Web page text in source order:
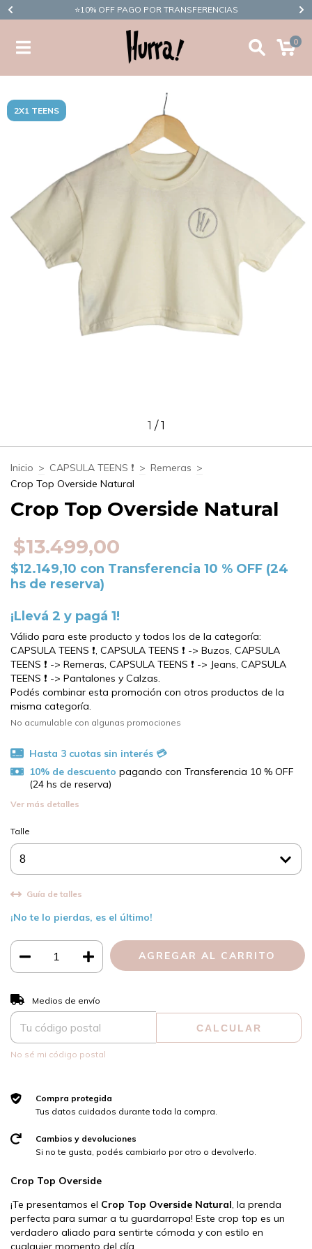
​⭐10% OFF PAGO POR TRANSFERENCIAS
0
2X1 TEENS
1 /1
Inicio > CAPSULA TEENS ❗​ > Remeras >
Crop Top Overside Natural
Crop Top Overside Natural
$13.499,00
$12.149,10 con Transferencia 10 % OFF (24
hs de reserva)
¡Llevá 2 y pagá 1!
Válido para este producto y todos los de la categoría:
CAPSULA TEENS ❗​, CAPSULA TEENS ❗​ -> Buzos, CAPSULA
TEENS ❗​ -> Remeras, CAPSULA TEENS ❗​ -> Jeans, CAPSULA
TEENS ❗​ -> Pantalones y Calzas.
Podés combinar esta promoción con otros productos de la
misma categoría.
No acumulable con algunas promociones
10% de descuento pagando con Transferencia 10 % OFF
(24 hs de reserva)
Ver más detalles
Talle
Guía de talles
¡No te lo pierdas, es el último!
Entregas para el CP:
Medios de envío
CALCULAR
No sé mi código postal
Compra protegida
Tus datos cuidados durante toda la compra.
Cambios y devoluciones
Si no te gusta, podés cambiarlo por otro o devolverlo.
Crop Top Overside
¡Te presentamos el Crop Top Overside Natural, la prenda
perfecta para sumar a tu guardarropa! Este crop top es un
verdadero aliado para sentirte cómoda y con estilo en
cualquier momento del día.